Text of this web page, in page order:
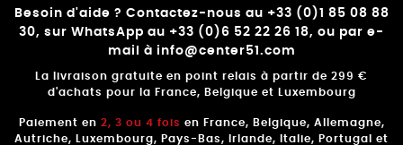
Besoin d'aide ? Contactez-nous au +33 (0)1 85 08 88
30, sur WhatsApp au +33 (0)6 52 22 26 18, ou par e-
mail à info@center51.com
La livraison gratuite en point relais à partir de 299 €
d'achats pour la France, Belgique et Luxembourg
Paiement en 2, 3 ou 4 fois en France, Belgique, Allemagne,
Autriche, Luxembourg, Pays-Bas, Irlande, Italie, Portugal et